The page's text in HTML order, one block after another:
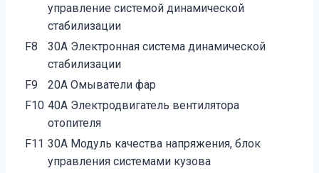
управление системой динамической
стабилизации
F8
30А Электронная система динамической
стабилизации
F9
20А Омыватели фар
F10 40А Электродвигатель вентилятора
отопителя
F11 30А Модуль качества напряжения, блок
управления системами кузова